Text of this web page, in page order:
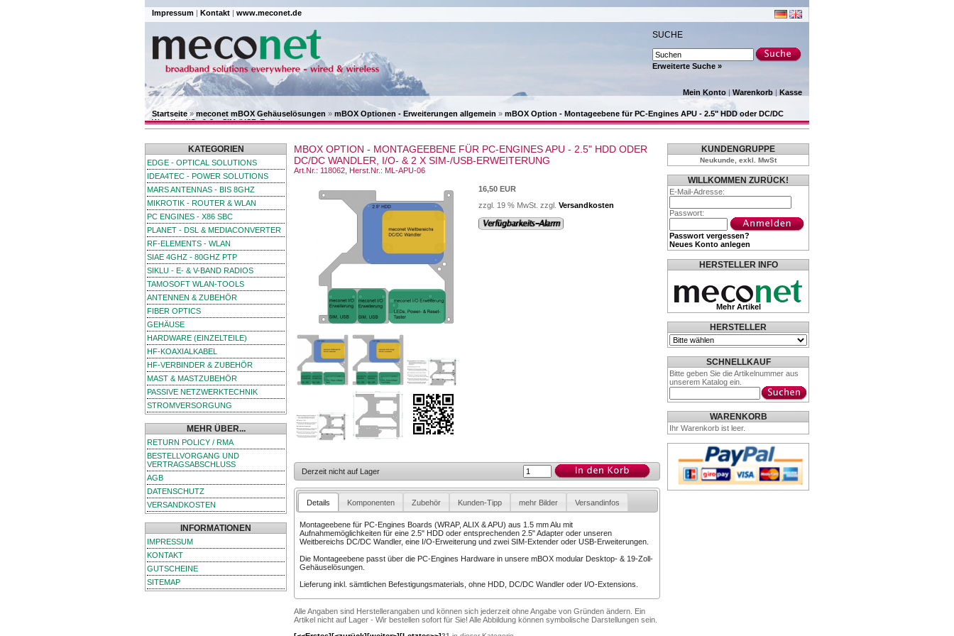
Impressum | Kontakt | www.meconet.de
SUCHE
Erweiterte Suche »
Mein Konto | Warenkorb | Kasse
Startseite»meconet mBOX Gehäuselösungen » mBOX Optionen - Erweiterungen allgemein » mBOX Option - Montageebene für PC-Engines APU - 2.5" HDD oder DC/DC
Wandler, I/O- & 2 x SIM-/USB-Erweiterung
KATEGORIEN
EDGE - OPTICAL SOLUTIONS
IDEA4TEC - POWER SOLUTIONS
MARS ANTENNAS - BIS 8GHZ
MIKROTIK - ROUTER & WLAN
PC ENGINES - X86 SBC
PLANET - DSL & MEDIACONVERTER
RF-ELEMENTS - WLAN
SIAE 4GHZ - 80GHZ PTP
SIKLU - E- & V-BAND RADIOS
TAMOSOFT WLAN-TOOLS
ANTENNEN & ZUBEHÖR
FIBER OPTICS
GEHÄUSE
HARDWARE (EINZELTEILE)
HF-KOAXIALKABEL
HF-VERBINDER & ZUBEHÖR
MAST & MASTZUBEHÖR
PASSIVE NETZWERKTECHNIK
STROMVERSORGUNG
MEHR ÜBER...
RETURN POLICY / RMA
BESTELLVORGANG UND
VERTRAGSABSCHLUSS
AGB
DATENSCHUTZ
VERSANDKOSTEN
INFORMATIONEN
IMPRESSUM
KONTAKT
GUTSCHEINE
SITEMAP
MBOX OPTION - MONTAGEEBENE FÜR PC-ENGINES APU - 2.5" HDD ODER
DC/DC WANDLER, I/O- & 2 X SIM-/USB-ERWEITERUNG
Art.Nr.: 118062, Herst.Nr.: ML-APU-06
16,50 EUR
zzgl. 19 % MwSt. zzgl. Versandkosten
Derzeit nicht auf Lager
Details Komponenten Zubehör Kunden-Tipp mehr Bilder Versandinfos
Montageebene für PC-Engines Boards (WRAP, ALIX & APU) aus 1.5 mm Alu mit
Aufnahmemöglichkeiten für eine 2.5" HDD oder entsprechenden 2.5" Adapter oder unseren
Weitbereichs DC/DC Wandler, eine I/O-Erweiterung und zwei SIM-Extender oder USB-Erweiterungen.
Die Montageebene passt über die PC-Engines Hardware in unsere mBOX modular Desktop- & 19-Zoll-
Gehäuselösungen.
Lieferung inkl. sämtlichen Befestigungsmaterials, ohne HDD, DC/DC Wandler oder I/O-Extensions.
Alle Angaben sind Herstellerangaben und können sich jederzeit ohne Angabe von Gründen ändern. Ein
Artikel nicht auf Lager - Wir bestellen sofort für Sie! Alle Abbildung können symbolische Darstellungen sein.
KUNDENGRUPPE
Neukunde, exkl. MwSt
WILLKOMMEN ZURÜCK!
E-Mail-Adresse:
Passwort:
Passwort vergessen?
Neues Konto anlegen
HERSTELLER INFO
Mehr Artikel
HERSTELLER
SCHNELLKAUF
Bitte geben Sie die Artikelnummer aus
unserem Katalog ein.
WARENKORB
Ihr Warenkorb ist leer.